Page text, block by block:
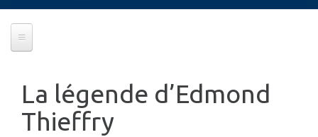
La légende d’Edmond
Thieffry